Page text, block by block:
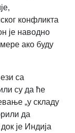
конфликта
је наводно
ако буду
са
су да ће
„у складу
да
је Индија